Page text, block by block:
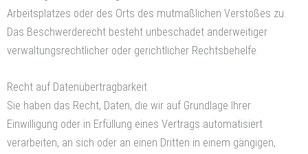
Arbeitsplatzes oder des Orts des mutmaßlichen Verstoßes zu.
Das Beschwerderecht besteht unbeschadet anderweitiger
verwaltungsrechtlicher oder gerichtlicher Rechtsbehelfe.
Recht auf Daten­übertrag­barkeit
Sie haben das Recht, Daten, die wir auf Grundlage Ihrer
Einwilligung oder in Erfüllung eines Vertrags automatisiert
verarbeiten, an sich oder an einen Dritten in einem gängigen,